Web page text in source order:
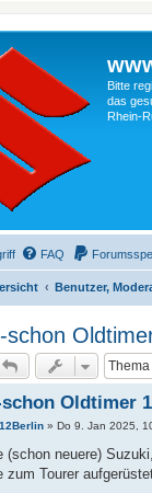
Bitte
das
Rhein-
FAQ
Benutzer,
schon
schon Oldtimer
» Do 9. Jan 2025,
(schon neuere)
zum Tourer